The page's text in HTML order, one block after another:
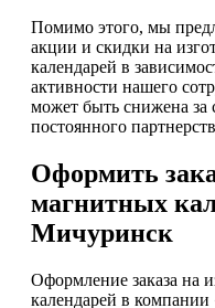
Помимо этого, мы
акции и скидки на
календарей в
активности нашего
может быть снижена за
постоянного
Оформить
магнитных
Мичуринск
Оформление заказа на
календарей в